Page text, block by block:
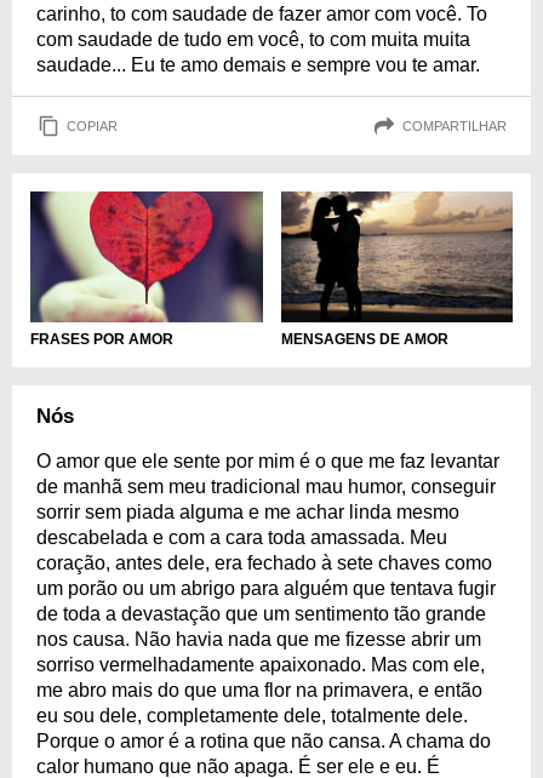
carinho, to com saudade de fazer amor com você. To
com saudade de tudo em você, to com muita muita
saudade... Eu te amo demais e sempre vou te amar.
COPIAR COMPARTILHAR
FRASES POR AMOR MENSAGENS DE AMOR
Nós
O amor que ele sente por mim é o que me faz levantar
de manhã sem meu tradicional mau humor, conseguir
sorrir sem piada alguma e me achar linda mesmo
descabelada e com a cara toda amassada. Meu
coração, antes dele, era fechado à sete chaves como
um porão ou um abrigo para alguém que tentava fugir
de toda a devastação que um sentimento tão grande
nos causa. Não havia nada que me fizesse abrir um
sorriso vermelhadamente apaixonado. Mas com ele,
me abro mais do que uma flor na primavera, e então
eu sou dele, completamente dele, totalmente dele.
Porque o amor é a rotina que não cansa. A chama do
calor humano que não apaga. É ser ele e eu. É